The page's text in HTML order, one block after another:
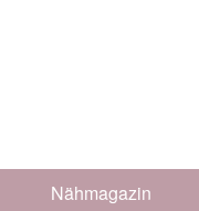
Fibel
Nähmagazin